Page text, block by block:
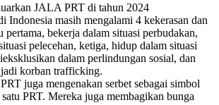
JALA PRT di tahun 2024
Indonesia masih mengalami 4 kekerasan dan
bekerja dalam situasi perbudakan,
pelecehan, ketiga, hidup dalam situasi
dalam perlindungan sosial, dan
korban trafficking.
juga mengenakan serbet sebagai simbol
PRT. Mereka juga membagikan bunga